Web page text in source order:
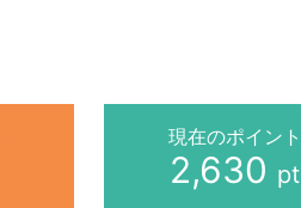
現在のポイント
2,630 pt